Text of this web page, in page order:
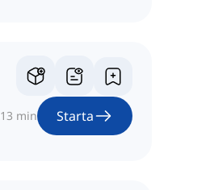
13 min Starta